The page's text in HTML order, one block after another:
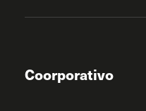
Coorporativo